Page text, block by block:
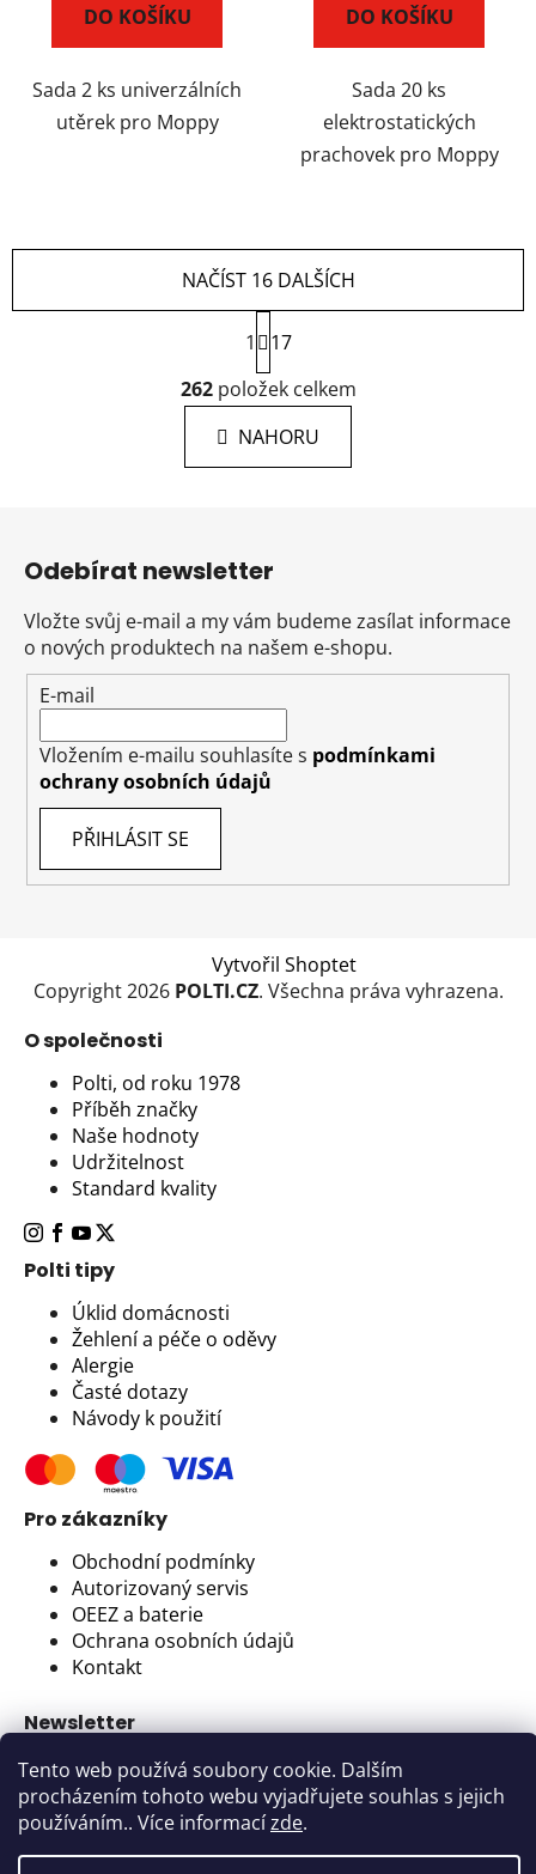
Tento web používá soubory cookie. Dalším
procházením tohoto webu vyjadřujete souhlas s jejich
používáním.. Více informacízde.
DO KOŠÍKU
Sada 2 ks univerzálních
utěrek pro Moppy
DO KOŠÍKU
Sada 20 ks
elektrostatických
prachovek pro Moppy
O
v
l
á
d
p
v
k
y
v
ý
p
i
NAČÍST 16 DALŠÍCH
S
t
r
á
n
k
1
17
262položek celkem
NAHORU
Odebírat newsletter
Vložte svůj e-mail a my vám budeme zasílat informace
o nových produktech na našem e-shopu.
E-mail
Vložením e-mailu souhlasíte s podmínkami
ochrany osobních údajů
PŘIHLÁSIT SE
Vytvořil Shoptet
Copyright 2026 POLTI.CZ. Všechna práva vyhrazena.
O společnosti
Polti, od roku 1978
Příběh značky
Naše hodnoty
Udržitelnost
Standard kvality
Polti tipy
Úklid domácnosti
Žehlení a péče o oděvy
Alergie
Časté dotazy
Návody k použití
Pro zákazníky
Obchodní podmínky
Autorizovaný servis
OEEZ a baterie
Ochrana osobních údajů
Kontakt
Newsletter
Nejlepší tipy pro úklid a organizaci domova, to
nejcennější místo.